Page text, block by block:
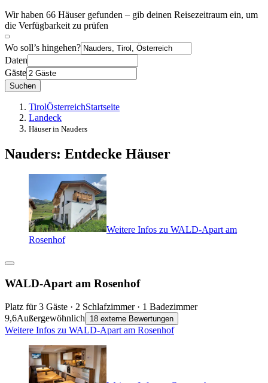
Wir haben 66 Häuser gefunden – gib deinen Reisezeitraum ein, um
die Verfügbarkeit zu prüfen
Wo soll’s hingehen?
Daten
Gäste
Suchen
TirolÖsterreichStartseite
Landeck
Häuser in Nauders
Nauders: Entdecke Häuser
Weitere Infos zu WALD-Apart am
Rosenhof
WALD-Apart am Rosenhof
Platz für 3 Gäste · 2 Schlafzimmer · 1 Badezimmer
9,6Außergewöhnlich 18 externe Bewertungen
Weitere Infos zu WALD-Apart am Rosenhof